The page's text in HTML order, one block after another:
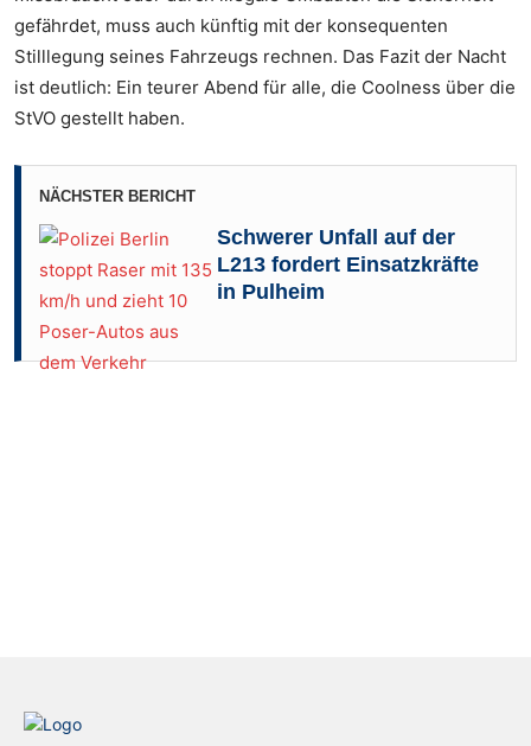
Foto: Polizei Berlin
gefährdet, muss auch künftig mit der konsequenten
Stilllegung seines Fahrzeugs rechnen. Das Fazit der Nacht
ist deutlich: Ein teurer Abend für alle, die Coolness über die
StVO gestellt haben.
NÄCHSTER BERICHT
Schwerer Unfall auf der
L213 fordert Einsatzkräfte
in Pulheim